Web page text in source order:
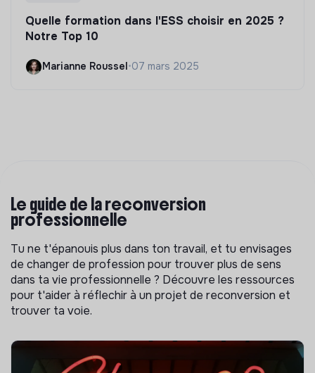
Quelle formation dans l'ESS choisir en 2025 ?
Notre Top 10
Marianne Roussel •07 mars 2025
Le guide de la reconversion
professionnelle
Tu ne t'épanouis plus dans ton travail, et tu envisages
de changer de profession pour trouver plus de sens
dans ta vie professionnelle ? Découvre les ressources
pour t'aider à réflechir à un projet de reconversion et
trouver ta voie.